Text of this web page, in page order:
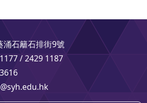
涌石籬石排街9號
/ 2429 1187